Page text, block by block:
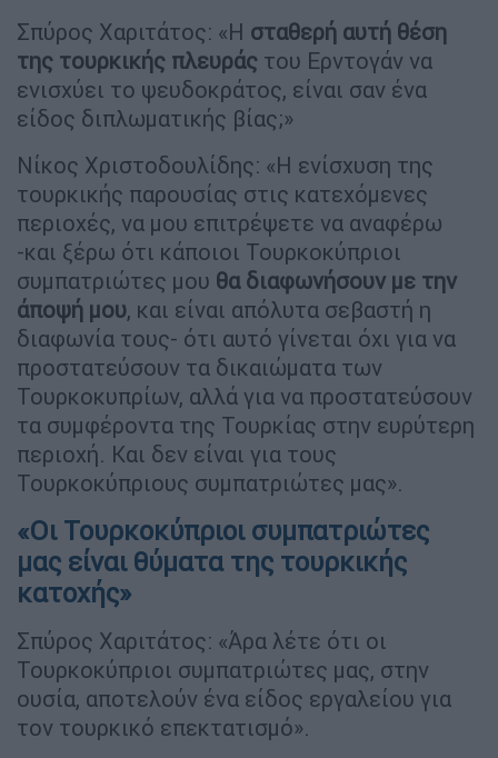
Σπύρος Χαριτάτος: «Η σταθερή αυτή θέση
της τουρκικής πλευράς του Ερντογάν να
ενισχύει το ψευδοκράτος, είναι σαν ένα
είδος διπλωματικής βίας;»
Νίκος Χριστοδουλίδης: «Η ενίσχυση της
τουρκικής παρουσίας στις κατεχόμενες
περιοχές, να μου επιτρέψετε να αναφέρω
-και ξέρω ότι κάποιοι Τουρκοκύπριοι
συμπατριώτες μου θα διαφωνήσουν με την
άποψή μου, και είναι απόλυτα σεβαστή η
διαφωνία τους- ότι αυτό γίνεται όχι για να
προστατεύσουν τα δικαιώματα των
Τουρκοκυπρίων, αλλά για να προστατεύσουν
τα συμφέροντα της Τουρκίας στην ευρύτερη
περιοχή. Και δεν είναι για τους
Τουρκοκύπριους συμπατριώτες μας».
«Οι Τουρκοκύπριοι συμπατριώτες
μας είναι θύματα της τουρκικής
κατοχής»
Σπύρος Χαριτάτος: «Άρα λέτε ότι οι
Τουρκοκύπριοι συμπατριώτες μας, στην
ουσία, αποτελούν ένα είδος εργαλείου για
τον τουρκικό επεκτατισμό».